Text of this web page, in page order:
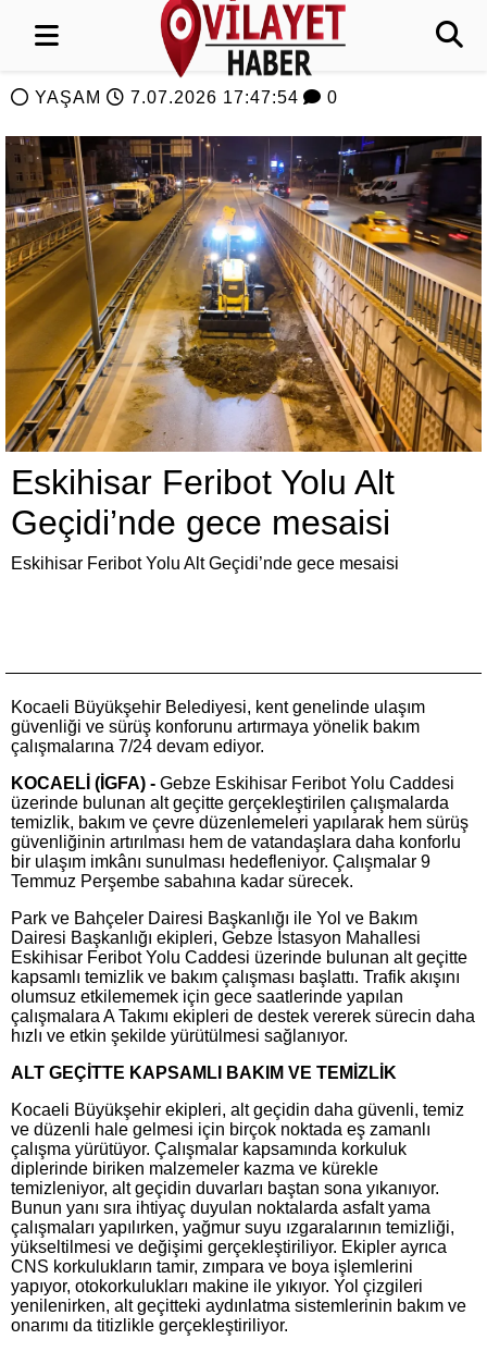
YAŞAM 7.07.2026 17:47:54 0
Eskihisar Feribot Yolu Alt
Geçidi’nde gece mesaisi
Eskihisar Feribot Yolu Alt Geçidi’nde gece mesaisi
Kocaeli Büyükşehir Belediyesi, kent genelinde ulaşım
güvenliği ve sürüş konforunu artırmaya yönelik bakım
çalışmalarına 7/24 devam ediyor.
KOCAELİ (İGFA) - Gebze Eskihisar Feribot Yolu Caddesi
üzerinde bulunan alt geçitte gerçekleştirilen çalışmalarda
temizlik, bakım ve çevre düzenlemeleri yapılarak hem sürüş
güvenliğinin artırılması hem de vatandaşlara daha konforlu
bir ulaşım imkânı sunulması hedefleniyor. Çalışmalar 9
Temmuz Perşembe sabahına kadar sürecek.
Park ve Bahçeler Dairesi Başkanlığı ile Yol ve Bakım
Dairesi Başkanlığı ekipleri, Gebze İstasyon Mahallesi
Eskihisar Feribot Yolu Caddesi üzerinde bulunan alt geçitte
kapsamlı temizlik ve bakım çalışması başlattı. Trafik akışını
olumsuz etkilememek için gece saatlerinde yapılan
çalışmalara A Takımı ekipleri de destek vererek sürecin daha
hızlı ve etkin şekilde yürütülmesi sağlanıyor.
ALT GEÇİTTE KAPSAMLI BAKIM VE TEMİZLİK
Kocaeli Büyükşehir ekipleri, alt geçidin daha güvenli, temiz
ve düzenli hale gelmesi için birçok noktada eş zamanlı
çalışma yürütüyor. Çalışmalar kapsamında korkuluk
diplerinde biriken malzemeler kazma ve kürekle
temizleniyor, alt geçidin duvarları baştan sona yıkanıyor.
Bunun yanı sıra ihtiyaç duyulan noktalarda asfalt yama
çalışmaları yapılırken, yağmur suyu ızgaralarının temizliği,
yükseltilmesi ve değişimi gerçekleştiriliyor. Ekipler ayrıca
CNS korkulukların tamir, zımpara ve boya işlemlerini
yapıyor, otokorkulukları makine ile yıkıyor. Yol çizgileri
yenilenirken, alt geçitteki aydınlatma sistemlerinin bakım ve
onarımı da titizlikle gerçekleştiriliyor.